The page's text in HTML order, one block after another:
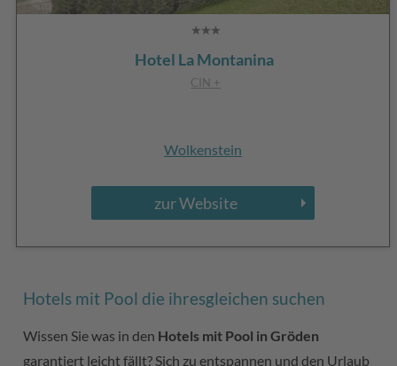
Hotel La Montanina
CIN +
Wolkenstein
zur Website
Hotels mit Pool die ihresgleichen suchen
Wissen Sie was in den Hotels mit Pool in Gröden
garantiert leicht fällt? Sich zu entspannen und den Urlaub